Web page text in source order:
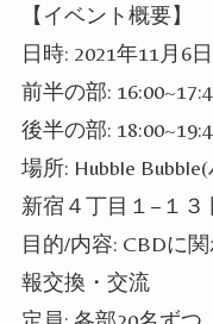
【イベント概要】
日時: 2021年11月6日
前半の部:
後半の部:
場所: Hubble
新宿４丁目１−１３
目的/内容: CBDに
報交換・交流